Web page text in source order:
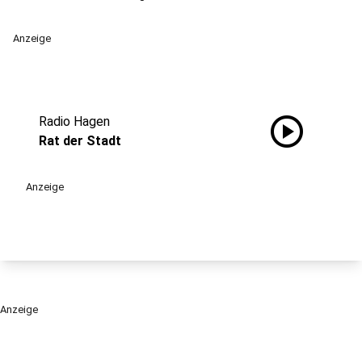
Anzeige
Radio Hagen
Rat der Stadt
play_circle
Anzeige
Anzeige